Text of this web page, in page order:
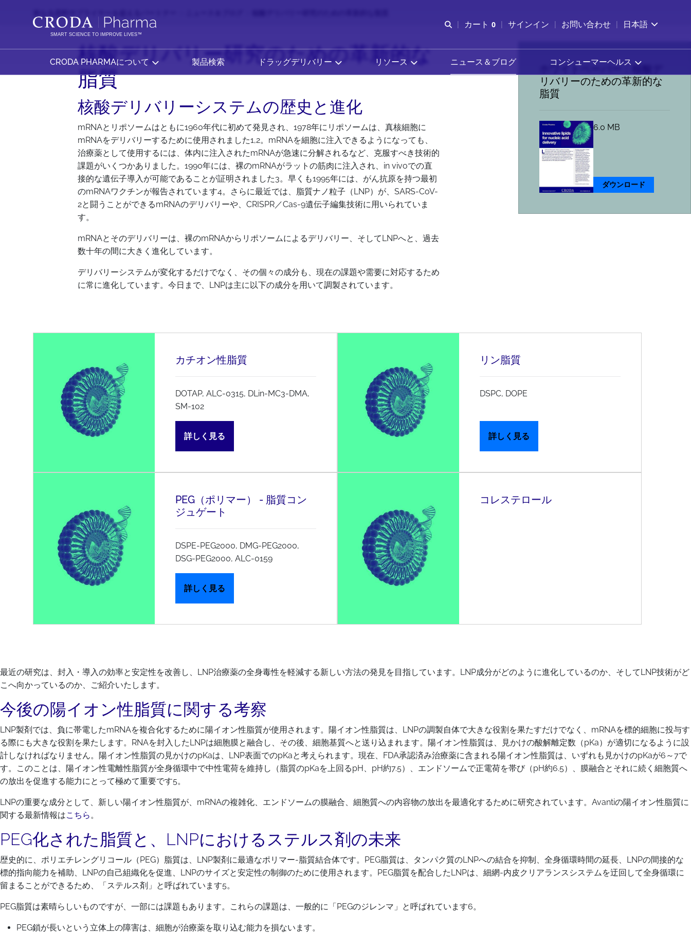
SMART SCIENCE TO IMPROVE LIVES™
検索を開く
カート 0
カートを確認する
サインイン お問い合わせ 日本語
CRODA PHARMAについて 製品検索 ドラッグデリバリー リソース ニュース＆ブログ コンシューマーヘルス
核酸デリバリー研究のための革新的な
脂質
核酸デリバリーシステムの歴史と進化
mRNAとリポソームはともに1960年代に初めて発見され、1978年にリポソームは、真核細胞に
mRNAをデリバリーするために使用されました1,2。mRNAを細胞に注入できるようになっても、
治療薬として使用するには、体内に注入されたmRNAが急速に分解されるなど、克服すべき技術的
課題がいくつかありました。1990年には、裸のmRNAがラットの筋肉に注入され、in vivoでの直
接的な遺伝子導入が可能であることが証明されました3。早くも1995年には、がん抗原を持つ最初
のmRNAワクチンが報告されています4。さらに最近では、脂質ナノ粒子（LNP）が、SARS-CoV-
2と闘うことができるmRNAのデリバリーや、CRISPR／Cas-9遺伝子編集技術に用いられていま
す。
mRNAとそのデリバリーは、裸のmRNAからリポソームによるデリバリー、そしてLNPへと、過去
数十年の間に大きく進化しています。
デリバリーシステムが変化するだけでなく、その個々の成分も、現在の課題や需要に対応するため
に常に進化しています。今日まで、LNPは主に以下の成分を用いて調製されています。
ホワイトペーパー：核酸デ
リバリーのための革新的な
脂質
6.0 MB
ダウンロード
カチオン性脂質
DOTAP, ALC-0315, DLin-MC3-DMA,
SM-102
詳しく見る
リン脂質
DSPC, DOPE
詳しく見る
PEG（ポリマー） - 脂質コン
ジュゲート
DSPE-PEG2000, DMG-PEG2000,
DSG-PEG2000, ALC-0159
詳しく見る
コレステロール
最近の研究は、封入・導入の効率と安定性を改善し、LNP治療薬の全身毒性を軽減する新しい方法の発見を目指しています。LNP成分がどのように進化しているのか、そしてLNP技術がど
こへ向かっているのか、ご紹介いたします。
今後の陽イオン性脂質に関する考察
LNP製剤では、負に帯電したmRNAを複合化するために陽イオン性脂質が使用されます。陽イオン性脂質は、LNPの調製自体で大きな役割を果たすだけでなく、mRNAを標的細胞に投与す
る際にも大きな役割を果たします。RNAを封入したLNPは細胞膜と融合し、その後、細胞基質へと送り込まれます。陽イオン性脂質は、見かけの酸解離定数（pKa）が適切になるように設
計しなければなりません。陽イオン性脂質の見かけのpKaは、LNP表面でのpKaと考えられます。現在、FDA承認済み治療薬に含まれる陽イオン性脂質は、いずれも見かけのpKaが6～7で
す。このことは、陽イオン性電離性脂質が全身循環中で中性電荷を維持し（脂質のpKaを上回るpH、pH約7.5）、エンドソームで正電荷を帯び（pH約6.5）、膜融合とそれに続く細胞質へ
の放出を促進する能力にとって極めて重要です5。
LNPの重要な成分として、新しい陽イオン性脂質が、mRNAの複雑化、エンドソームの膜融合、細胞質への内容物の放出を最適化するために研究されています。Avantiの陽イオン性脂質に
関する最新情報はこちら。
PEG化された脂質と、LNPにおけるステルス剤の未来
歴史的に、ポリエチレングリコール（PEG）脂質は、LNP製剤に最適なポリマー-脂質結合体です。PEG脂質は、タンパク質のLNPへの結合を抑制、全身循環時間の延長、LNPの間接的な
標的指向能力を補助、LNPの自己組織化を促進、LNPのサイズと安定性の制御のために使用されます。PEG脂質を配合したLNPは、細網-内皮クリアランスシステムを迂回して全身循環に
留まることができるため、「ステルス剤」と呼ばれています5。
PEG脂質は素晴らしいものですが、一部には課題もあります。これらの課題は、一般的に「PEGのジレンマ」と呼ばれています6。
PEG鎖が長いという立体上の障害は、細胞が治療薬を取り込む能力を損ないます。